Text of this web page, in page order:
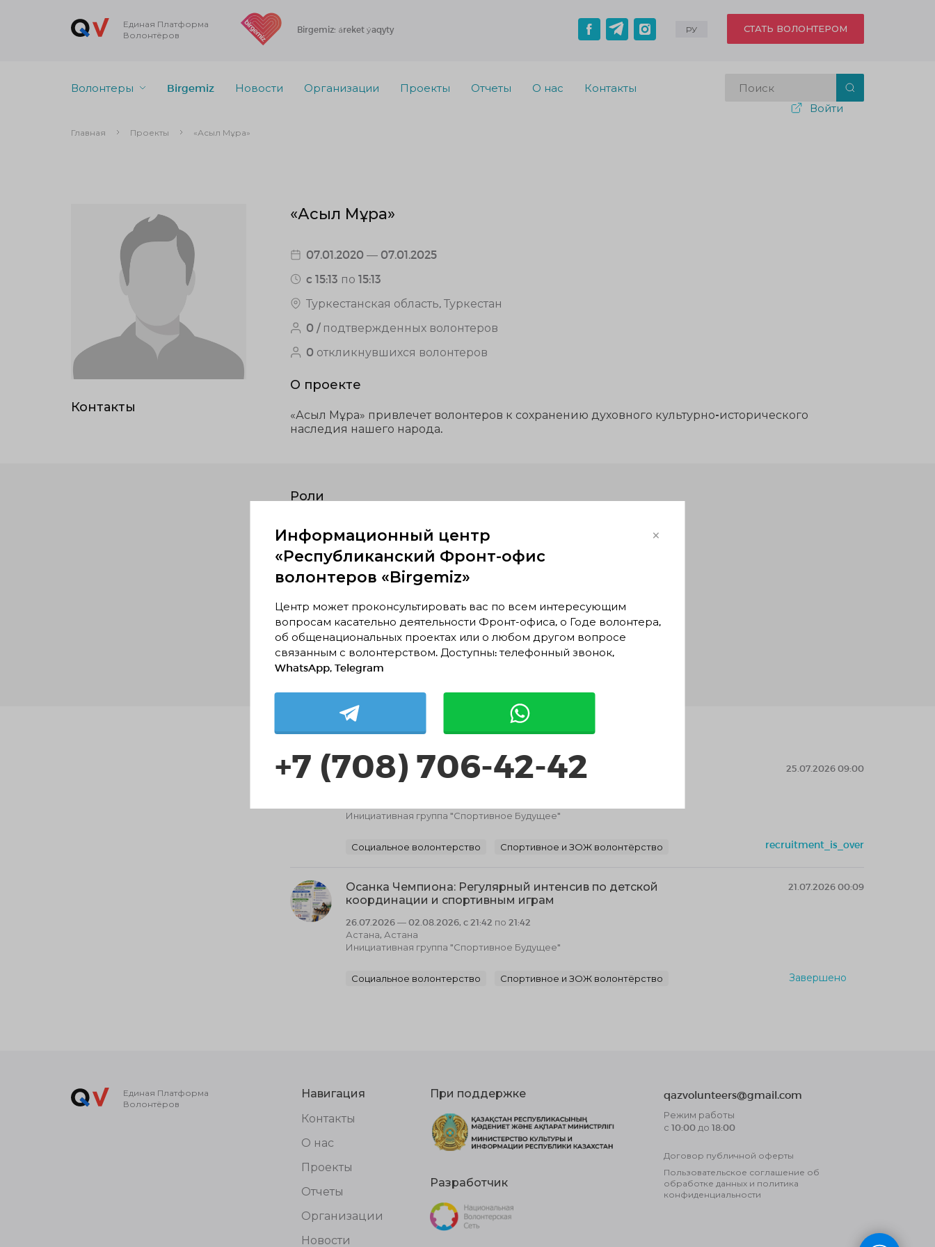
Единая Платформа
Волонтёров
Birgemiz: áreket ýaqyty РУ СТАТЬ ВОЛОНТЕРОМ
Волонтеры Birgemiz Новости Организации Проекты Отчеты О нас
Контакты
Войти
Главная Проекты «Асыл Мұра»
Контакты
«Асыл Мұра»
07.01.2020 — 07.01.2025
c 15:13 по 15:13
Туркестанская область, Туркестан
0 / подтвержденных волонтеров
0 откликнувшихся волонтеров
О проекте
«Асыл Мұра» привлечет волонтеров к сохранению духовного культурно-исторического
наследия нашего народа.
Роли
«Асыл Мұра»
07.01.20 — 07.01.25
c 00:00 по 00:00
0 / 1 занято
Подробнее
"Спортивное будущее"
25.07.2026 09:00
Инициативная группа "Спортивное Будущее"
Социальное волонтерство Спортивное и ЗОЖ волонтёрство recruitment_is_over
Осанка Чемпиона: Регулярный интенсив по детской
координации и спортивным играм
21.07.2026 00:09
26.07.2026 — 02.08.2026, c 21:42 по 21:42
Астана, Астана
Инициативная группа "Спортивное Будущее"
Социальное волонтерство Спортивное и ЗОЖ волонтёрство Завершено
Единая Платформа
Волонтёров
Навигация
Контакты
О нас
Проекты
Отчеты
Организации
Новости
При поддержке
Разработчик
qazvolunteers@gmail.com
Режим работы
с 10:00 до 18:00
Договор публичной оферты
Пользовательское соглашение об
обработке данных и политика
конфиденциальности
Информационный центр
«Республиканский Фронт-офис
волонтеров «Birgemiz»
×
Центр может проконсультировать вас по всем интересующим
вопросам касательно деятельности Фронт-офиса, о Годе волонтера,
об общенациональных проектах или о любом другом вопросе
связанным с волонтерством. Доступны: телефонный звонок,
WhatsApp, Telegram
+7 (708) 706-42-42